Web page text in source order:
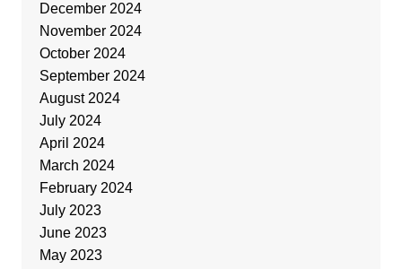
December 2024
November 2024
October 2024
September 2024
August 2024
July 2024
April 2024
March 2024
February 2024
July 2023
June 2023
May 2023